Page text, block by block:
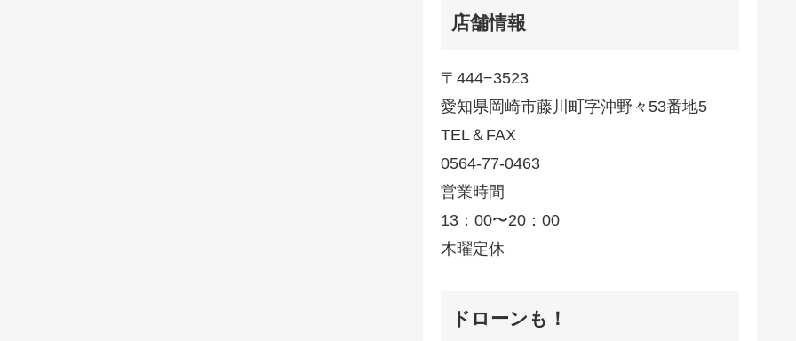
店舗情報
〒444−3523
愛知県岡崎市藤川町字沖野々53番地5
TEL＆FAX
0564-77-0463
営業時間
13：00〜20：00
木曜定休
ドローンも！